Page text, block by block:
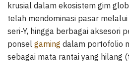
krusial dalam ekosistem gim
telah mendominasi pasar
seri-Y, hingga berbagai aksesori
ponsel gaming dalam portofolio
sebagai mata rantai yang hilang